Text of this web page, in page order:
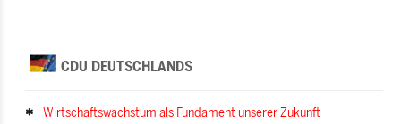
CDU DEUTSCHLANDS
Wirtschaftswachstum als Fundament unserer Zukunft